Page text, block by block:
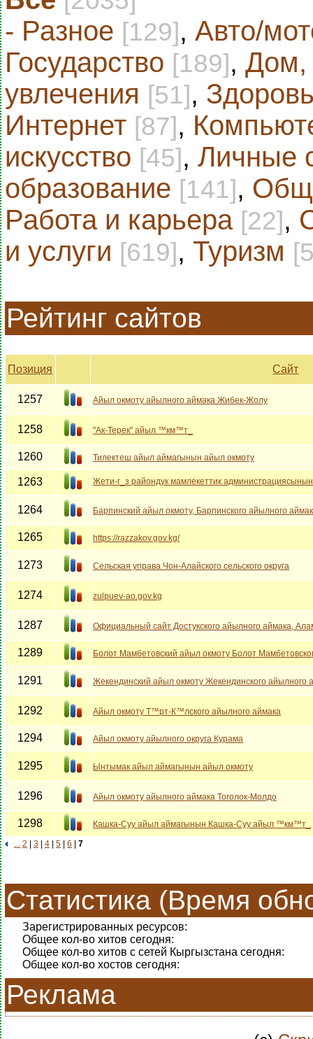
- Разное [129], Авто/
Государство [189], Дом,
увлечения [51],
Интернет [87],
искусство [45], Личные
образование [141],
Работа и карьера [22],
и услуги [619], Туризм
Рейтинг сайтов
Позиция Сайт
1257 Айыл окмоту айылного аймака Жибек-Жолу
1258 "Ак-Терек" айыл ™км™т_
1260 Тилектеш айыл аймагынын айыл окмоту
1263 Жети-г_з райондук мамлекеттик
1264 Барпинский айыл окмоту, Барпинского айылного
1265 https://razzakov.gov.kg/
1273 Сельская управа Чон-Алайского сельского округа
1274 zulpuev-ao.gov.kg
1287 Официальный сайт Достукского айылного аймака,
1289 Болот Мамбетовский айыл окмоту Болот
1291 Жекендинский айыл окмоту Жекендинского айылного
1292 Айыл окмоту Т™рт-К™лского айылного аймака
1294 Айыл окмоту айылного округа Курама
1295 Ынтымак айыл аймагынын айыл окмоту
1296 Айыл окмоту айылного аймака Тоголок-Молдо
1298
Кашка-Суу айыл аймагынын Кашка-Суу айыл ™км™т_
... 2 3 4 5 6 7
Статистика (Время
Зарегистрированных ресурсов:
Общее кол-во хитов сегодня:
Общее кол-во хитов с сетей Кыргызстана сегодня:
Общее кол-во хостов сегодня:
Реклама